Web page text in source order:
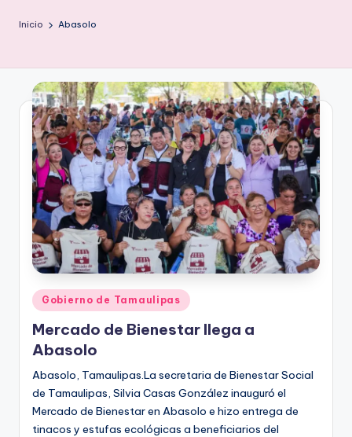
s
.
p
r
e
s
s
Inicio Abasolo
Publicado
en
Gobierno de Tamaulipas
Mercado de Bienestar llega a
Abasolo
Abasolo, Tamaulipas.La secretaria de Bienestar Social
de Tamaulipas, Silvia Casas González inauguró el
Mercado de Bienestar en Abasolo e hizo entrega de
tinacos y estufas ecológicas a beneficiarios del